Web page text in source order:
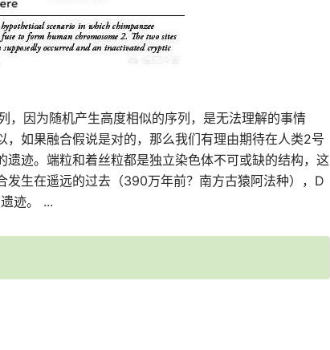
，因为随机产生高度相似的序列，是无法理解的事情
果融合假说是对的，那么我们有理由期待在人类2号
迹。端粒和着丝粒都是独立染色体不可或缺的结构，这
发生在遥远的过去（390万年前？南方古猿阿法种），D
迹。 ...